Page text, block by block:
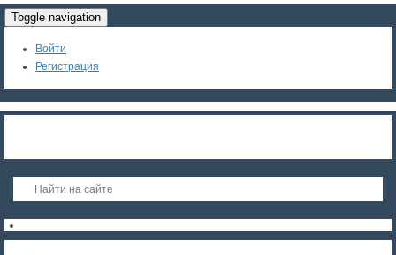
Toggle navigation
Войти
Регистрация